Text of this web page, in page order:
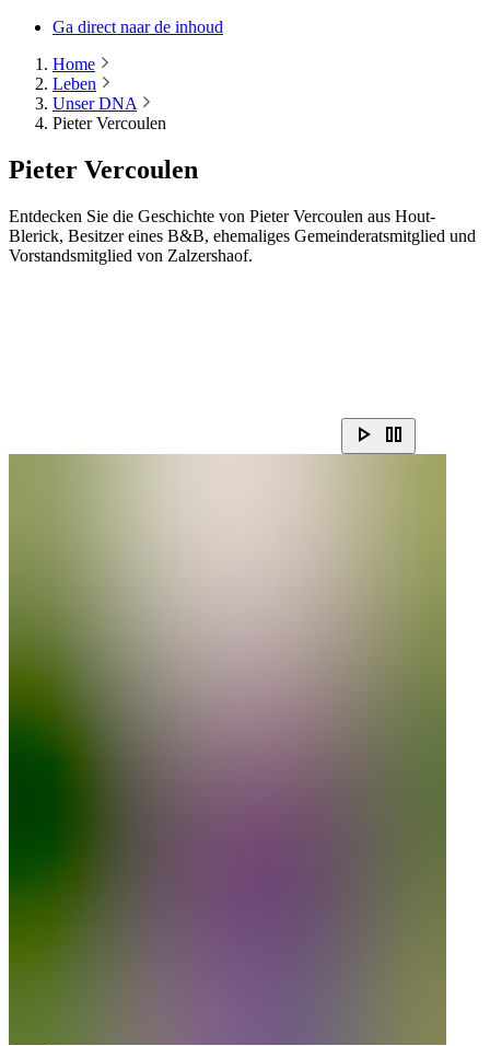
Ga direct naar de inhoud
Home
Leben
Unser DNA
Pieter Vercoulen
Pieter Vercoulen
Entdecken Sie die Geschichte von Pieter Vercoulen aus Hout-
Blerick, Besitzer eines B&B, ehemaliges Gemeinderatsmitglied und
Vorstandsmitglied von Zalzershaof.